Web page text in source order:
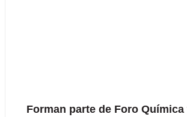
Forman parte de Foro Química